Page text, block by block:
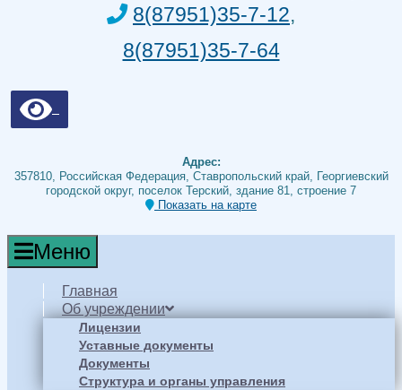
8(87951)35-7-12,
8(87951)35-7-64
Адрес:
357810, Российская Федерация, Ставропольский край, Георгиевский
городской округ, поселок Терский, здание 81, строение 7
Показать на карте
Меню
Главная
Об учреждении
Лицензии
Уставные документы
Документы
Структура и органы управления